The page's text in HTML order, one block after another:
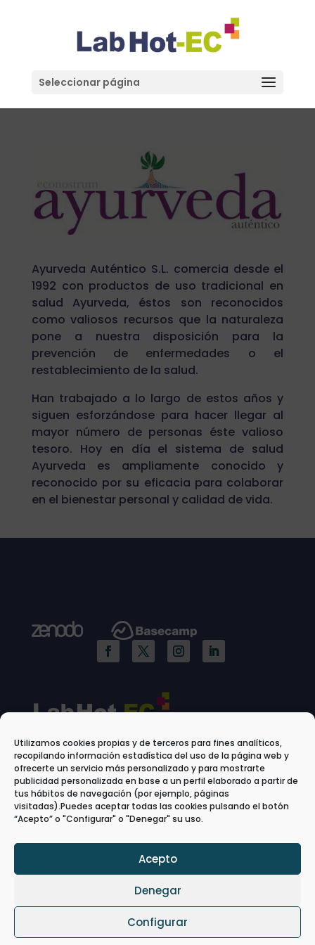
Utilizamos cookies propias y de terceros para fines analíticos,
recopilando información estadística del uso de la página web y
ofrecerte un servicio más personalizado y para mostrarte
publicidad personalizada en base a un perfil elaborado a partir de
tus hábitos de navegación (por ejemplo, páginas
visitadas).Puedes aceptar todas las cookies pulsando el botón
“Acepto” o "Configurar" o "Denegar" su uso.
Acepto
Denegar
Configurar
Seleccionar página
Ayurveda Auténtico S.L. comercia desde el
1992 con productos de uso tradicional en
salud Ayurveda, éstos son reconocidos
como valiosos recursos que la naturaleza
pone a nuestra disposición para la
prevención de enfermedades o el
restablecimiento de la salud.
Han trabajado a lo largo de estos años y
siguen esforzándose para hacer llegar al
mayor número de personas éste valioso
tesoro. Hoy en día el sistema de salud
Ayurveda es ampliamente conocido y
reconocido por su eficacia para colaborar
en el bienestar personal y calidad de vida.